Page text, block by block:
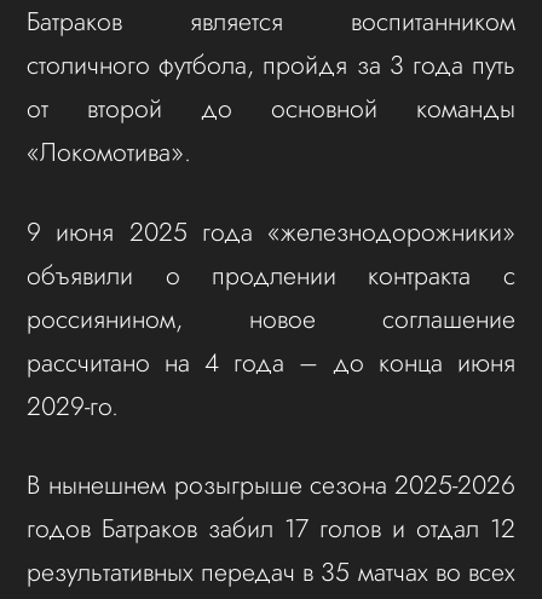
Батраков является воспитанником
столичного футбола, пройдя за 3 года путь
от второй до основной команды
«Локомотива».
9 июня 2025 года «железнодорожники»
объявили о продлении контракта с
россиянином, новое соглашение
рассчитано на 4 года – до конца июня
2029-го.
В нынешнем розыгрыше сезона 2025-2026
годов Батраков забил 17 голов и отдал 12
результативных передач в 35 матчах во всех